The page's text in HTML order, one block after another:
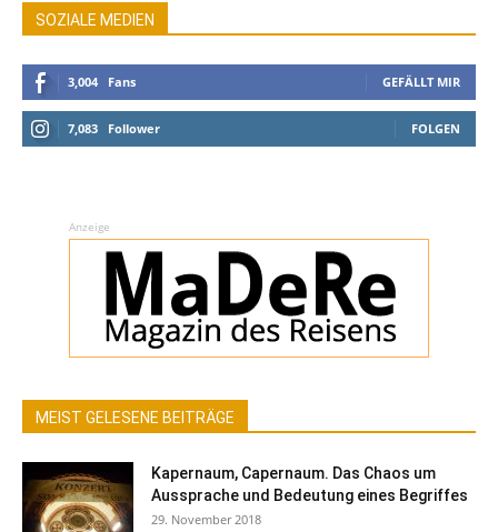
SOZIALE MEDIEN
3,004 Fans GEFÄLLT MIR
7,083 Follower FOLGEN
Anzeige
MEIST GELESENE BEITRÄGE
Kapernaum, Capernaum. Das Chaos um
Aussprache und Bedeutung eines Begriffes
29. November 2018